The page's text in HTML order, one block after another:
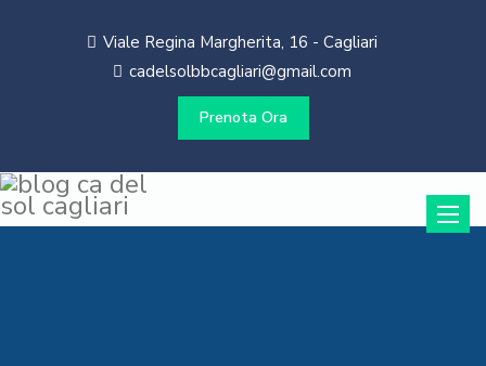
Viale Regina Margherita, 16 - Cagliari
cadelsolbbcagliari@gmail.com
Prenota Ora
Toggle